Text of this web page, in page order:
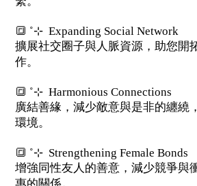
🔳 ˚⊹ Expanding Social Network
擴展社交圈子與人脈資源，助您開
作。
🔳 ˚⊹ Harmonious Connections
廣結善緣，減少敵意與是非的纏繞
環境。
🔳 ˚⊹ Strengthening Female Bonds
增強同性友人的善意，減少競爭與